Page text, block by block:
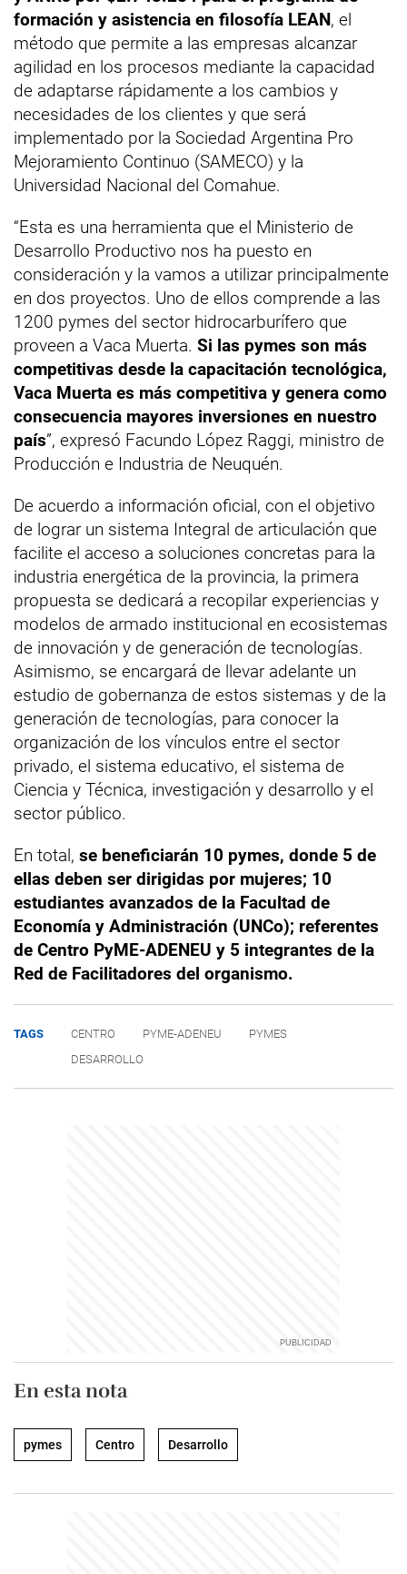
formación y asistencia en filosofía LEAN, el
método que permite a las empresas alcanzar
agilidad en los procesos mediante la capacidad
de adaptarse rápidamente a los cambios y
necesidades de los clientes y que será
implementado por la Sociedad Argentina Pro
Mejoramiento Continuo (SAMECO) y la
Universidad Nacional del Comahue.
“Esta es una herramienta que el Ministerio de
Desarrollo Productivo nos ha puesto en
consideración y la vamos a utilizar principalmente
en dos proyectos. Uno de ellos comprende a las
1200 pymes del sector hidrocarburífero que
proveen a Vaca Muerta. Si las pymes son más
competitivas desde la capacitación tecnológica,
Vaca Muerta es más competitiva y genera como
consecuencia mayores inversiones en nuestro
país”, expresó Facundo López Raggi, ministro de
Producción e Industria de Neuquén.
De acuerdo a información oficial, con el objetivo
de lograr un sistema Integral de articulación que
facilite el acceso a soluciones concretas para la
industria energética de la provincia, la primera
propuesta se dedicará a recopilar experiencias y
modelos de armado institucional en ecosistemas
de innovación y de generación de tecnologías.
Asimismo, se encargará de llevar adelante un
estudio de gobernanza de estos sistemas y de la
generación de tecnologías, para conocer la
organización de los vínculos entre el sector
privado, el sistema educativo, el sistema de
Ciencia y Técnica, investigación y desarrollo y el
sector público.
En total, se beneficiarán 10 pymes, donde 5 de
ellas deben ser dirigidas por mujeres; 10
estudiantes avanzados de la Facultad de
Economía y Administración (UNCo); referentes
de Centro PyME-ADENEU y 5 integrantes de la
Red de Facilitadores del organismo.
TAGS CENTRO PYME-ADENEU
PYMES
DESARROLLO
En esta nota
pymes Centro Desarrollo